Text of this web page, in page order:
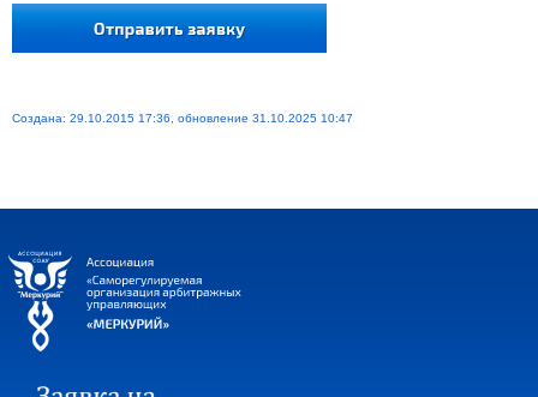
Создана: 29.10.2015 17:36, обновление 31.10.2025 10:47